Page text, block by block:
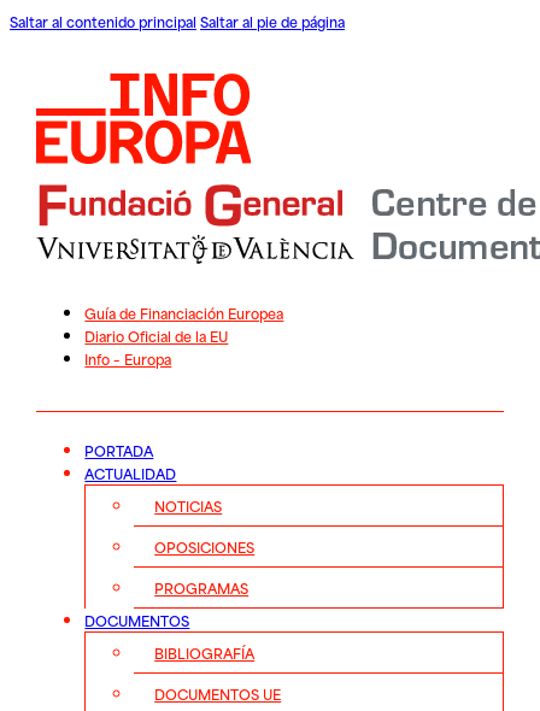
Saltar al contenido principal Saltar al pie de página
Guía de Financiación Europea
Diario Oficial de la EU
Info – Europa
PORTADA
ACTUALIDAD
NOTICIAS
OPOSICIONES
PROGRAMAS
DOCUMENTOS
BIBLIOGRAFÍA
DOCUMENTOS UE